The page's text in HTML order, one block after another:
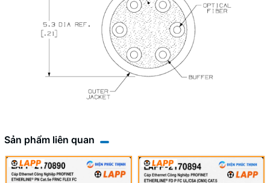
Sản phẩm liên quan